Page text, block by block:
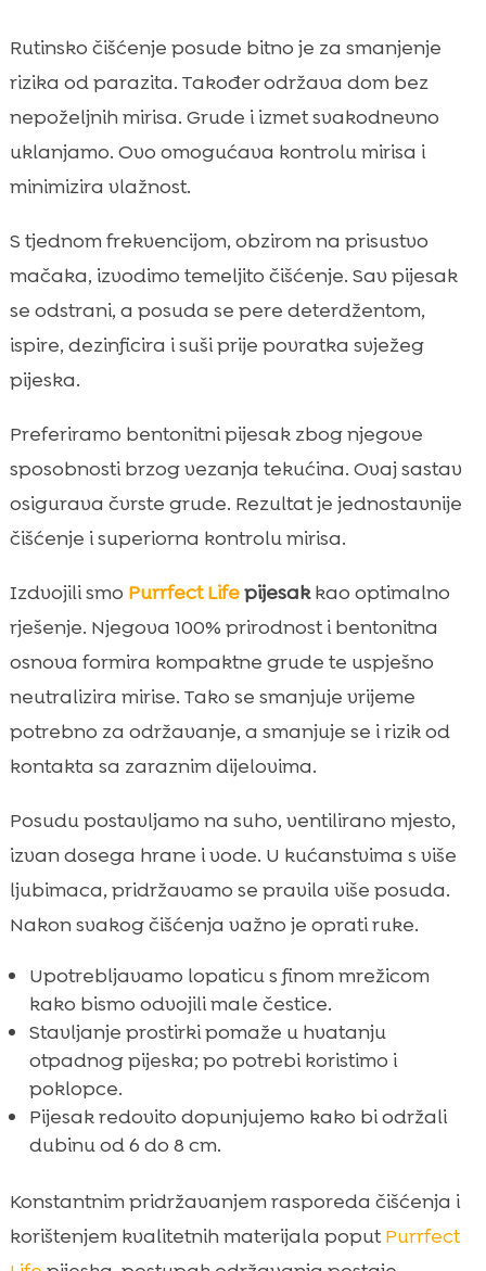
Rutinsko čišćenje posude bitno je za smanjenje
rizika od parazita. Također održava dom bez
nepoželjnih mirisa. Grude i izmet svakodnevno
uklanjamo. Ovo omogućava kontrolu mirisa i
minimizira vlažnost.
S tjednom frekvencijom, obzirom na prisustvo
mačaka, izvodimo temeljito čišćenje. Sav pijesak
se odstrani, a posuda se pere deterdžentom,
ispire, dezinficira i suši prije povratka svježeg
pijeska.
Preferiramo bentonitni pijesak zbog njegove
sposobnosti brzog vezanja tekućina. Ovaj sastav
osigurava čvrste grude. Rezultat je jednostavnije
čišćenje i superiorna kontrolu mirisa.
Izdvojili smo Purrfect Lifepijesakkao optimalno
rješenje. Njegova 100% prirodnost i bentonitna
osnova formira kompaktne grude te uspješno
neutralizira mirise. Tako se smanjuje vrijeme
potrebno za održavanje, a smanjuje se i rizik od
kontakta sa zaraznim dijelovima.
Posudu postavljamo na suho, ventilirano mjesto,
izvan dosega hrane i vode. U kućanstvima s više
ljubimaca, pridržavamo se pravila više posuda.
Nakon svakog čišćenja važno je oprati ruke.
Upotrebljavamo lopaticu s finom mrežicom
kako bismo odvojili male čestice.
Stavljanje prostirki pomaže u hvatanju
otpadnog pijeska; po potrebi koristimo i
poklopce.
Pijesak redovito dopunjujemo kako bi održali
dubinu od 6 do 8 cm.
Konstantnim pridržavanjem rasporeda čišćenja i
korištenjem kvalitetnih materijala poputPurrfect